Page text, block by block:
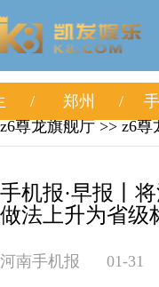
郑州
z6尊龙旗舰厅 >> z6尊
手机报·早报丨
做法上升为省级
河南手机报 01-31